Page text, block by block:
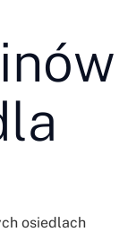
osiedlach